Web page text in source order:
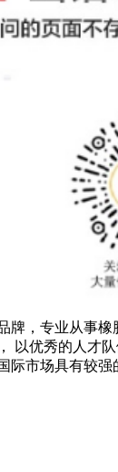
牌，专业从事
以优秀的人才
市场具有较